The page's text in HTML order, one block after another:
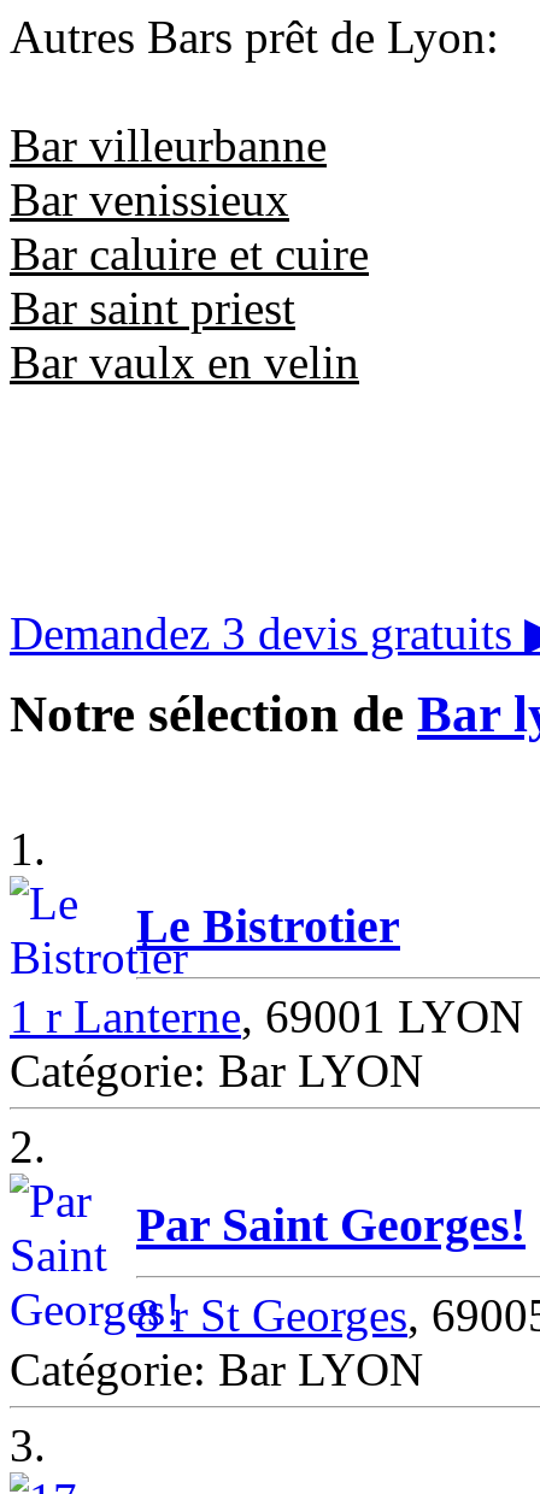
Autres Bars prêt de Lyon:
Bar villeurbanne
Bar venissieux
Bar caluire et cuire
Bar saint priest
Bar vaulx en velin
Demandez 3 devis gratuits
Notre sélection de Bar
1.
Le Bistrotier
1 r Lanterne, 69001 LYON
Catégorie: Bar LYON
2.
Par Saint Georges!
8 r St Georges,
Catégorie: Bar LYON
3.